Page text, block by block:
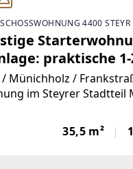
4400 STEYR
praktische
Wohnküche
im
oder
Münichholz /
im Steyrer Stadtteil
Wohnung, für
Wohnambiente,
35,5 m²